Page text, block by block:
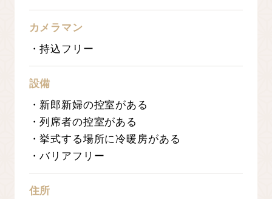
カメラマン
・持込フリー
設備
・新郎新婦の控室がある
・列席者の控室がある
・挙式する場所に冷暖房がある
・バリアフリー
住所